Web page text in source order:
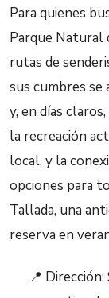
Para quienes
Parque Natural
rutas de
sus cumbres se
y, en días
la recreación
local, y la
opciones para
Tallada, una
reserva en
📍